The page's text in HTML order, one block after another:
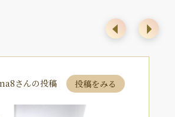
さんの投稿 投稿をみる